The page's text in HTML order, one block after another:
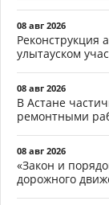
08 авг 2026
Реконструкция
улытауском
08 авг 2026
В Астане
ремонтными
08 авг 2026
«Закон и
дорожного